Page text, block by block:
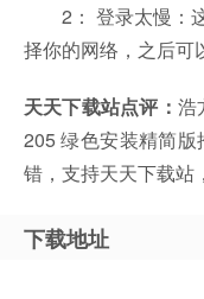
2： 登录太慢：这
择你的网络，之后可
天天下载站点评： 浩
205 绿色安装精简
错，支持天天下载站
下载地址